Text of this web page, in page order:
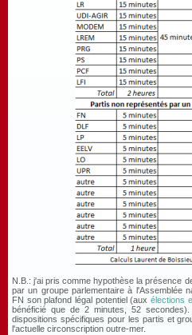
N.B.: j'ai pris comme hypothèse la présence
par un groupe parlementaire à l'Assemblée
FN son plafond légal potentiel (aux élections
bénéficié que de 2 minutes, 52
dispositions spécifiques pour les partis et
l'actuelle circonscription outre-mer.